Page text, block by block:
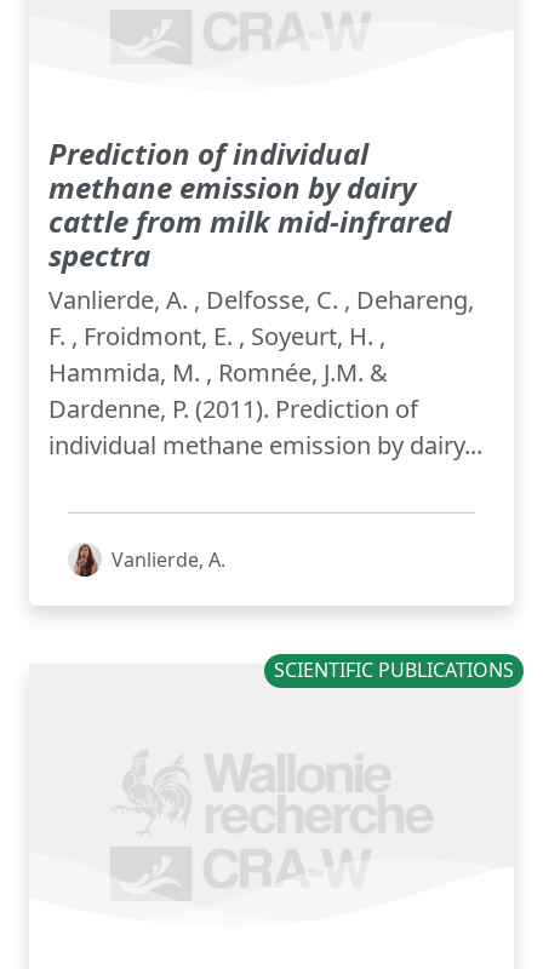
Prediction of individual
methane emission by dairy
cattle from milk mid-infrared
spectra
Vanlierde, A. , Delfosse, C. , Dehareng,
F. , Froidmont, E. , Soyeurt, H. ,
Hammida, M. , Romnée, J.M. &
Dardenne, P. (2011). Prediction of
individual methane emission by dairy...
Vanlierde, A.
SCIENTIFIC PUBLICATIONS